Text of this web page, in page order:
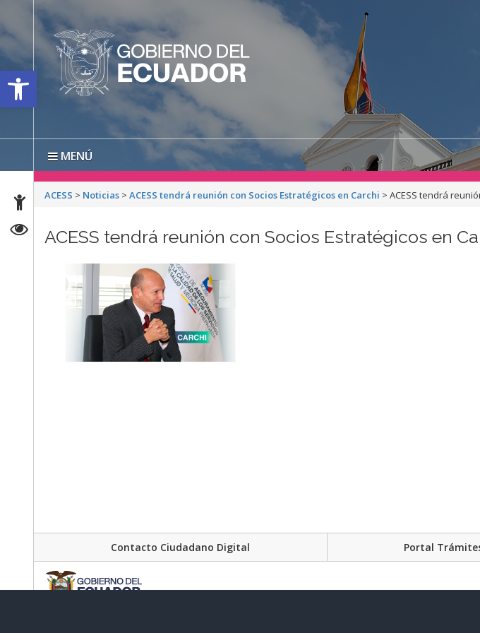
Open toolbar
MENÚ
ACESS > Noticias >ACESS tendrá reunión con Socios Estratégicos en Carchi >ACESS tendrá
ACESS tendrá reunión con Socios Estratégicos en
Contacto Ciudadano Digital Portal